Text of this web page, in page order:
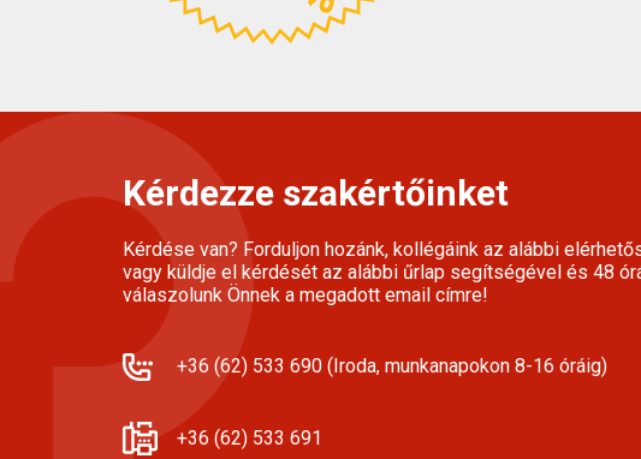
Kérdezze szakértőinket
Kérdése van? Forduljon hozánk, kollégáink az alábbi
vagy küldje el kérdését az alábbi űrlap segítségével és 48
válaszolunk Önnek a megadott email címre!
+36 (62) 533 690 (Iroda, munkanapokon 8-16 óráig)
+36 (62) 533 691